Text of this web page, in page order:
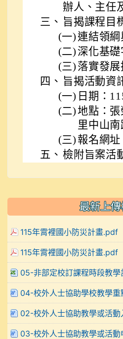
辦人、主任
三、 旨揭課程目
(一) 連結領
(二) 深化基
(三) 落實發展
四、 旨揭活動資
(一) 日期：
(二)地點：
里中山南
(三) 報名網址
五、 檢附旨案活
最新上
115年霄裡國小防災計畫.pdf
115年霄裡國小防災計畫.pdf
05-非部定校訂課程時段教
04-校外人士協助學校教學
02-校外人士協助教學或活
03-校外人士協助教學或活